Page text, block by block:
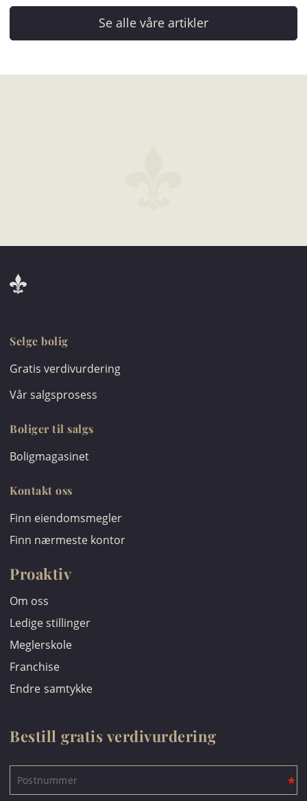
Selge bolig
Gratis verdivurdering
Vår salgsprosess
Boliger til salgs
Boligmagasinet
Kontakt oss
Finn eiendomsmegler
Finn nærmeste kontor
Proaktiv
Om oss
Ledige stillinger
Meglerskole
Franchise
Endre samtykke
Bestill gratis verdivurdering